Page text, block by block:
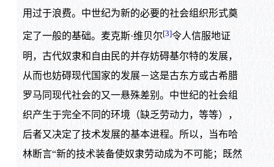
用过于浪费。中世纪为新的必要的社会组织形式奠
定了一般的基础。麦克斯·维贝尔[3]令人信服地证
明，古代奴隶和自由民的并存妨碍基尔特的发展，
从而也妨碍现代国家的发展－这是古东方或古希腊
罗马同现代社会的又一悬殊差别。中世纪的社会组
织产生于完全不同的环境（缺乏劳动力，等等），
后者又决定了技术发展的基本进程。所以，当布哈
林断言“新的技术装备使奴隶劳动成为不可能；既然